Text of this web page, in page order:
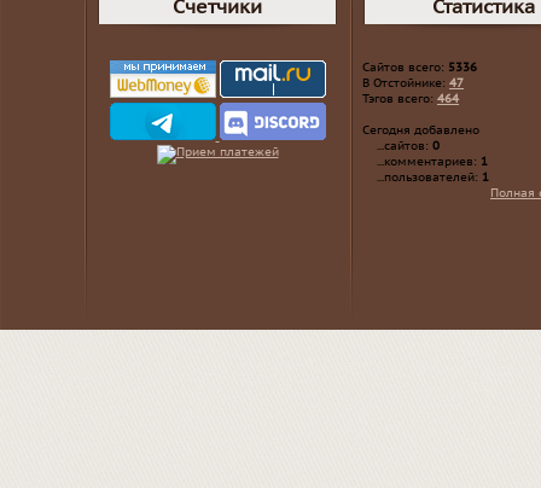
Счетчики Статистика
Сайтов всего: 5336
В Отстойнике: 47
Тэгов всего: 464
Сегодня добавлено
...сайтов: 0
...комментариев: 1
...пользователей: 1
Полная